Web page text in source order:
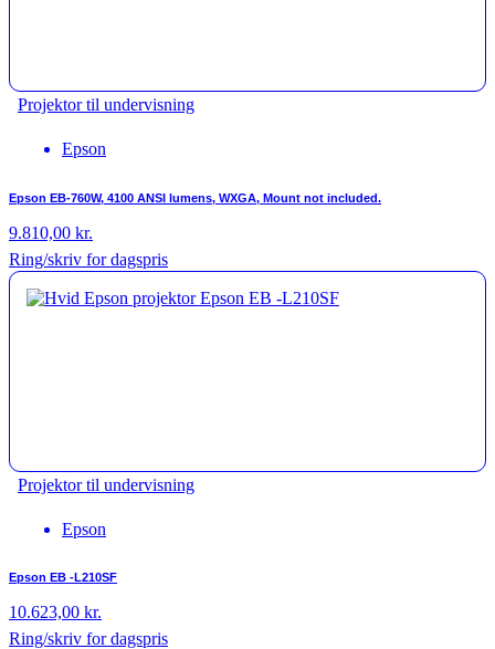
Projektor til undervisning
Epson
Epson EB-760W, 4100 ANSI lumens, WXGA, Mount not included.
9.810,00 kr.
Ring/skriv for dagspris
Projektor til undervisning
Epson
Epson EB -L210SF
10.623,00 kr.
Ring/skriv for dagspris